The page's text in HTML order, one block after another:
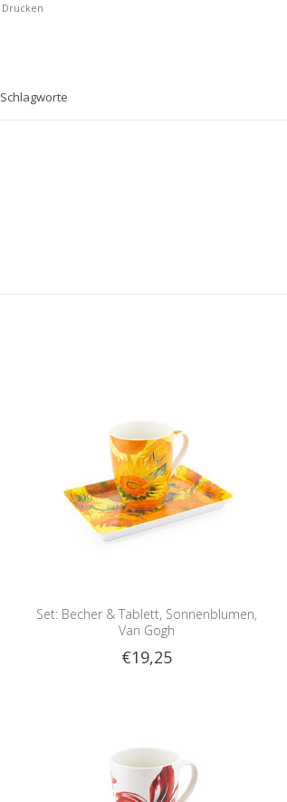
Drucken
Schlagworte
Set: Becher & Tablett, Sonnenblumen,
Van Gogh
€19,25